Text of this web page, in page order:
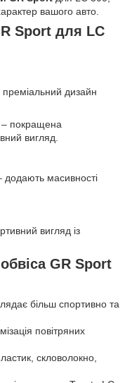
вашого авто.
Sport для LC
преміальний дизайн
– покращена
вигляд.
додають масивності
вигляд із
GR Sport
більш спортивно та
повітряних
скловолокно,